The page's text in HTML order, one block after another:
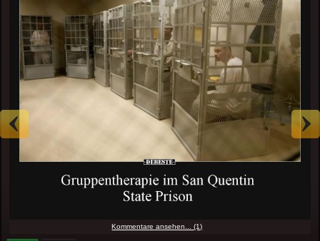
Kommentare ansehen... (1)